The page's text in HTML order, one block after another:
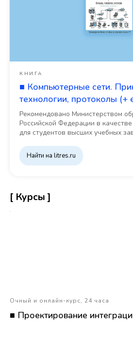
КНИГА
■ Компьютерные сети.
технологии, протоколы (+
Рекомендовано Министерством
Российской Федерации в
для студентов высших учебных
Найти на litres.ru
[ Курсы ]
Очный и онлайн-курс, 24 часа
■ Проектирование